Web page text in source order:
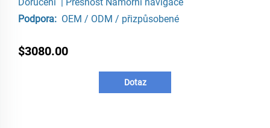
Podpora: OEM / ODM / přizpůsobené
$3080.00
Dotaz